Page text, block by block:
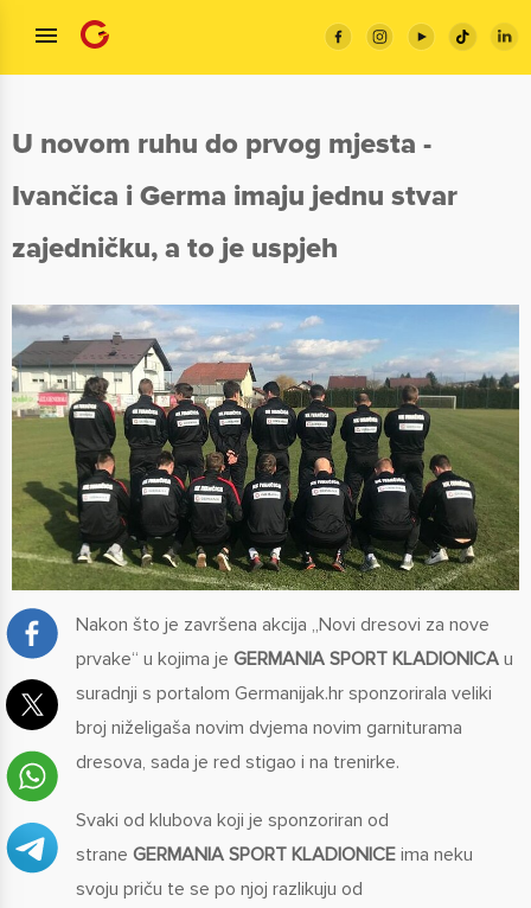
U novom ruhu do prvog mjesta -
Ivančica i Germa imaju jednu stvar
zajedničku, a to je uspjeh
Nakon što je završena akcija „Novi dresovi za nove
prvake“ u kojima je GERMANIA SPORT KLADIONICAu
suradnji s portalom Germanijak.hr sponzorirala veliki
broj niželigaša novim dvjema novim garniturama
dresova, sada je red stigao i na trenirke.
Svaki od klubova koji je sponzoriran od
strane GERMANIA SPORT KLADIONICEima neku
svoju priču te se po njoj razlikuju od